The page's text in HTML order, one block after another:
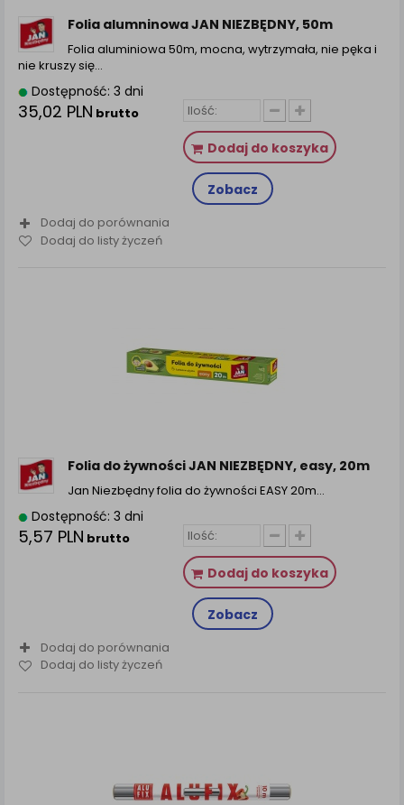
Folia alumninowa JAN NIEZBĘDNY, 50m
Folia aluminiowa 50m, mocna, wytrzymała, nie pęka i
nie kruszy się…
Dostępność: 3 dni
35,02 PLN brutto
Dodaj do koszyka
Zobacz
Dodaj do porównania
Dodaj do listy życzeń
Folia do żywności JAN NIEZBĘDNY, easy, 20m
Jan Niezbędny folia do żywności EASY 20m…
Dostępność: 3 dni
5,57 PLN brutto
Dodaj do koszyka
Zobacz
Dodaj do porównania
Dodaj do listy życzeń